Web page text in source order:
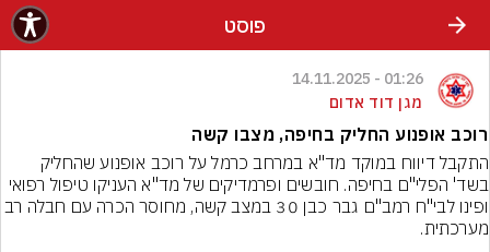
פוסט
01:26 - 14.11.2025
מגן דוד אדום
רוכב אופנוע החליק בחיפה, מצבו קשה